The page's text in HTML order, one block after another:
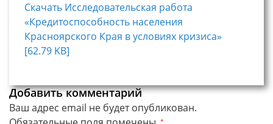
Скачать Исследовательская работа
«Кредитоспособность населения
Красноярского Края в условиях кризиса»
[62.79 KB]
Добавить комментарий
Ваш адрес email не будет опубликован.
*